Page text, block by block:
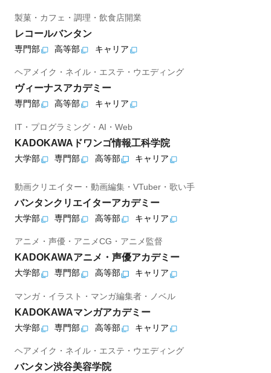
製菓・カフェ・調理・飲食店開業
レコールバンタン
専門部 高等部 キャリア
ヘアメイク・ネイル・エステ・ウエディング
ヴィーナスアカデミー
専門部 高等部 キャリア
IT・プログラミング・AI・Web
KADOKAWAドワンゴ情報工科学院
大学部 専門部 高等部 キャリア
動画クリエイター・動画編集・VTuber・歌い手
バンタンクリエイターアカデミー
大学部 専門部 高等部 キャリア
アニメ・声優・アニメCG・アニメ監督
KADOKAWAアニメ・声優アカデミー
大学部 専門部 高等部 キャリア
マンガ・イラスト・マンガ編集者・ノベル
KADOKAWAマンガアカデミー
大学部 専門部 高等部 キャリア
ヘアメイク・ネイル・エステ・ウエディング
バンタン渋谷美容学院